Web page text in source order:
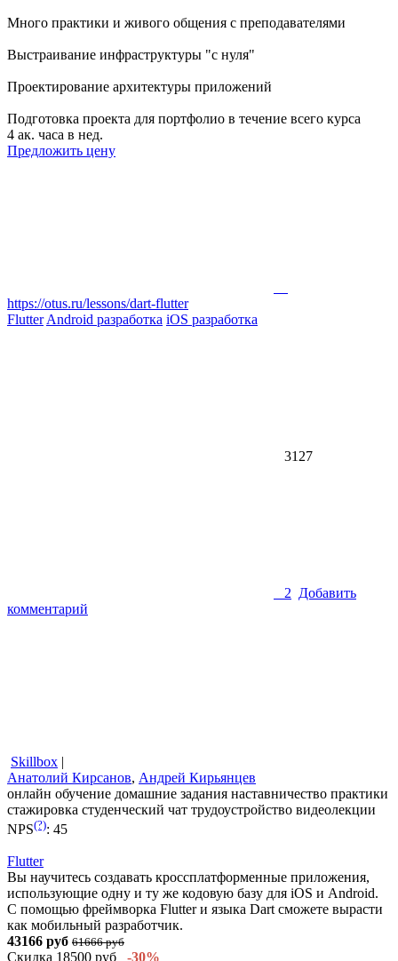
Много практики и живого общения с преподавателями
Выстраивание инфраструктуры "с нуля"
Проектирование архитектуры приложений
Подготовка проекта для портфолио в течение всего курса
4 ак. часа в нед.
Предложить цену
https://otus.ru/lessons/dart-flutter
Flutter Android разработка iOS разработка
3127
2 Добавить
комментарий
Skillbox |
Анатолий Кирсанов, Андрей Кирьянцев
онлайн обучение домашние задания наставничество практики
стажировка студенческий чат трудоустройство видеолекции
NPS(?): 45
Flutter
Вы научитесь создавать кроссплатформенные приложения,
использующие одну и ту же кодовую базу для iOS и Android.
С помощью фреймворка Flutter и языка Dart сможете вырасти
как мобильный разработчик.
43166 руб 61666 руб
Скидка 18500 руб -30%